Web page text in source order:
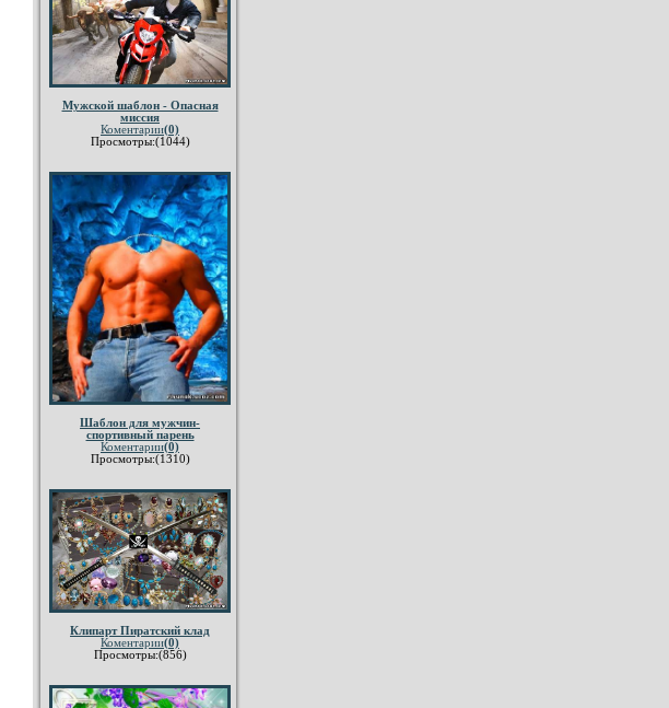
Мужской шаблон - Опасная
миссия
Коментарии(0)
Просмотры:(1044)
Шаблон для мужчин-
спортивный парень
Коментарии(0)
Просмотры:(1310)
Клипарт Пиратский клад
Коментарии(0)
Просмотры:(856)